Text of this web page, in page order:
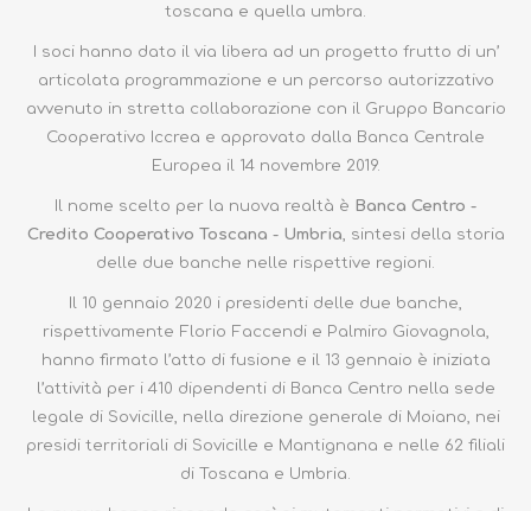
toscana e quella umbra.
I soci hanno dato il via libera ad un progetto frutto di un’
articolata programmazione e un percorso autorizzativo
avvenuto in stretta collaborazione con il Gruppo Bancario
Cooperativo Iccrea e approvato dalla Banca Centrale
Europea il 14 novembre 2019.
Il nome scelto per la nuova realtà è Banca Centro -
Credito Cooperativo Toscana - Umbria , sintesi della storia
delle due banche nelle rispettive regioni.
Il 10 gennaio 2020 i presidenti delle due banche,
rispettivamente Florio Faccendi e Palmiro Giovagnola,
hanno firmato l’atto di fusione e il 13 gennaio è iniziata
l’attività per i 410 dipendenti di Banca Centro nella sede
legale di Sovicille, nella direzione generale di Moiano, nei
presidi territoriali di Sovicille e Mantignana e nelle 62 filiali
di Toscana e Umbria.